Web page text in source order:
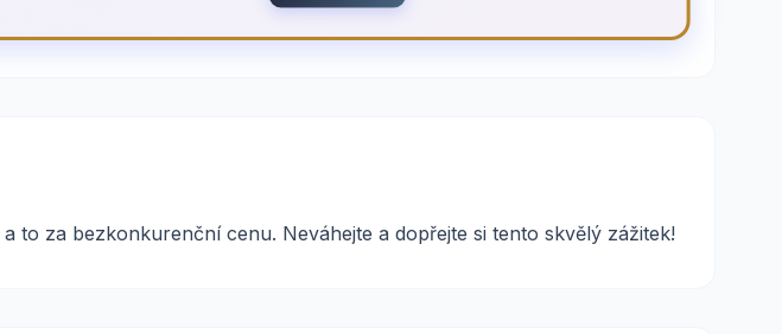
to za bezkonkurenční cenu. Neváhejte a dopřejte si tento skvělý zážitek!